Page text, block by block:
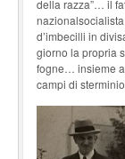
della razza”… il
d’imbecilli in
giorno la propria
fogne… insieme
campi di